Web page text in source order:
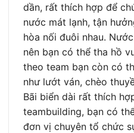
dần, rất thích hợp để
nước mát lạnh, tận
hòa nối đuôi nhau.
nên bạn có thể tha hồ
theo team bạn còn có
như lướt ván, chèo
Bãi biển dài rất thích
teambuilding, bạn có
đơn vị chuyên tổ chức